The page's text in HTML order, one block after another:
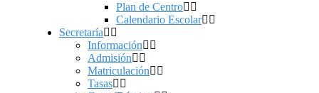
Plan de Centro
Calendario Escolar
Secretaría
Información
Admisión
Matriculación
Tasas